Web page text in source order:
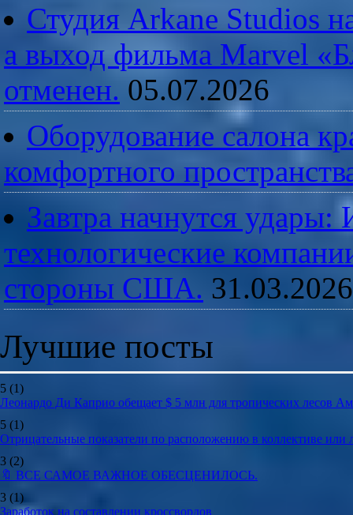
Студия Arkane Studios
а выход фильма Marvel
отменен. 05.07.2026
Оборудование салона
комфортного
Завтра начнутся
технологические
стороны США. 31.03.2026
Лучшие посты
5 (1)
Леонардо Ди Каприо обещает $ 5 млн для тропических лесов
5 (1)
Отрицательные показатели по расположению в коллективе
3 (2)
🔖 ВСЕ САМОЕ ВАЖНОЕ ОБЕСЦЕНИЛОСЬ.
3 (1)
Заработок на составлении кроссвордов